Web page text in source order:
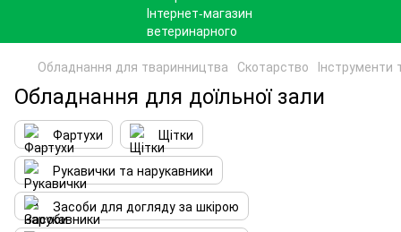
Обладнання для тваринництва Скотарство Інструменти
Обладнання для доїльної зали
Фартухи
Щітки
Рукавички та нарукавники
Засоби для догляду за шкірою